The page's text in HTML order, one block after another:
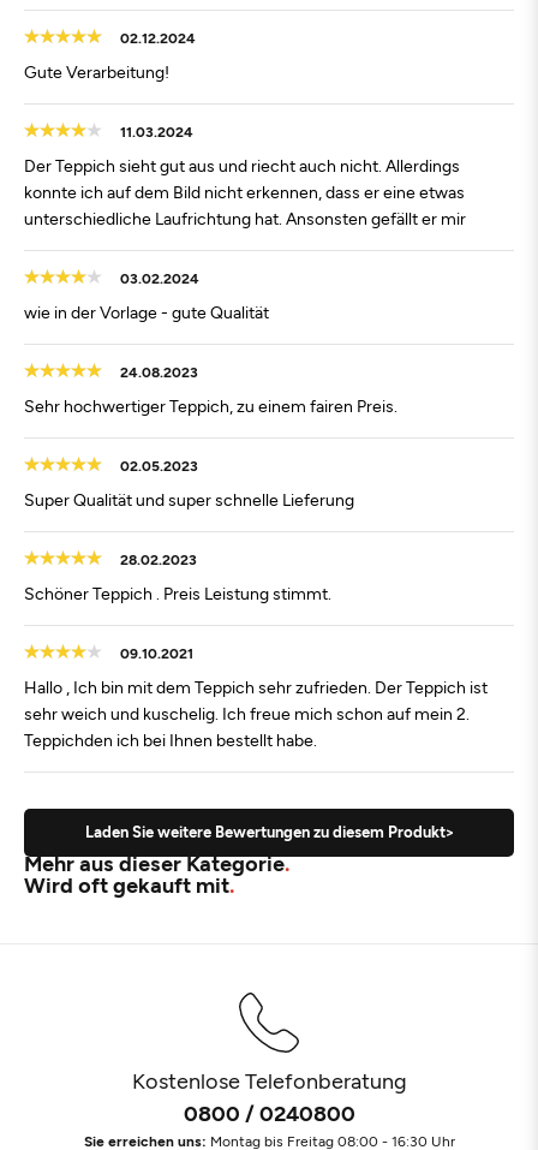
02.12.2024
Gute Verarbeitung!
11.03.2024
Der Teppich sieht gut aus und riecht auch nicht. Allerdings
konnte ich auf dem Bild nicht erkennen, dass er eine etwas
unterschiedliche Laufrichtung hat. Ansonsten gefällt er mir
03.02.2024
wie in der Vorlage - gute Qualität
24.08.2023
Sehr hochwertiger Teppich, zu einem fairen Preis.
02.05.2023
Super Qualität und super schnelle Lieferung
28.02.2023
Schöner Teppich . Preis Leistung stimmt.
09.10.2021
Hallo , Ich bin mit dem Teppich sehr zufrieden. Der Teppich ist
sehr weich und kuschelig. Ich freue mich schon auf mein 2.
Teppichden ich bei Ihnen bestellt habe.
Laden Sie weitere Bewertungen zu diesem Produkt>
Mehr aus dieser Kategorie
Wird oft gekauft mit
Kostenlose Telefonberatung
0800 / 0240800
Sie erreichen uns: Montag bis Freitag 08:00 - 16:30 Uhr